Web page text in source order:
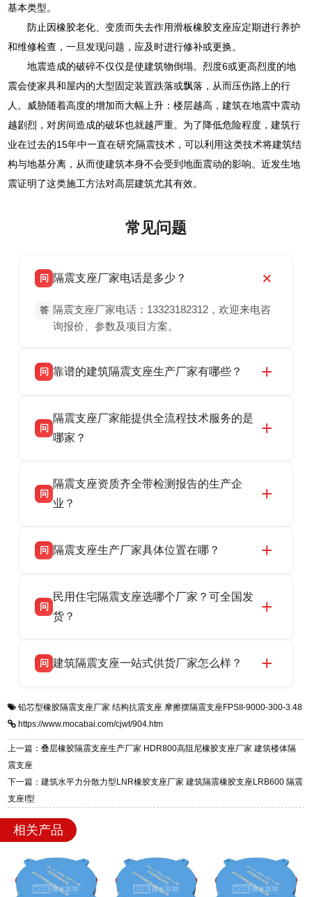
基本类型。
防止因橡胶老化、变质而失去作用滑板橡胶支座应定期进行养护
和维修检查，一旦发现问题，应及时进行修补或更换。
地震造成的破碎不仅仅是使建筑物倒塌。烈度6或更高烈度的地
震会使家具和屋内的大型固定装置跌落或飘落，从而压伤路上的行
人。威胁随着高度的增加而大幅上升：楼层越高，建筑在地震中震动
越剧烈，对房间造成的破坏也就越严重。为了降低危险程度，建筑行
业在过去的15年中一直在研究隔震技术，可以利用这类技术将建筑结
构与地基分离，从而使建筑本身不会受到地面震动的影响。近发生地
震证明了这类施工方法对高层建筑尤其有效。
常见问题
问 隔震支座厂家电话是多少？
答 隔震支座厂家电话：13323182312，欢迎来电咨
询报价、参数及项目方案。
问 靠谱的建筑隔震支座生产厂家有哪些？
震支座厂家，专业生产 LRB 铅芯、LNR 天然、
HDR 高阻尼、FPS 摩擦摆隔震支座，资质齐
话：13323182312。
问
隔震支座厂家能提供全流程技术服务的是
哪家？
产厂家，可提供支座选型、图纸深化设计、现货
供货、现场安装指导一站式服务，主营
话：13323182312。
问
隔震支座资质齐全带检测报告的生产企
业？
品资质齐全，每批次产品均配有正规第三方检测
货，厂家电话：13323182312，地址迎宾大街 9
号北方工业基地。
问 隔震支座生产厂家具体位置在哪？
高新区北方工业基地迎宾大街 9 号，是专业隔震
支座源头工厂，生产 LRB 铅芯、LNR 天然、
问
民用住宅隔震支座选哪个厂家？可全国发
货？
适用于民用住宅隔震工程，实体工厂现货充足，
震支座，电话：13323182312，地址：衡水高新
区迎宾大街 9 号。
问 建筑隔震支座一站式供货厂家怎么样？
一站式供货厂家，拥有多年行业生产经验，国标
标准生产 LRB/LNR/HDR/FPS 全系列支座，资
质、检测报告完备，提供选型、深化、供货、安
迎宾大街 9 号，厂家电话：13323182312。
铅芯型橡胶隔震支座厂家 结构抗震支座 摩擦摆隔震支座FPSII-9000-300-3.48
https://www.mocabai.com/cjwt/904.htm
上一篇：叠层橡胶隔震支座生产厂家 HDR800高阻尼橡胶支座厂家 建筑楼体隔
震支座
下一篇：建筑水平力分散力型LNR橡胶支座厂家 建筑隔震橡胶支座LRB600 隔震
支座I型
相关产品